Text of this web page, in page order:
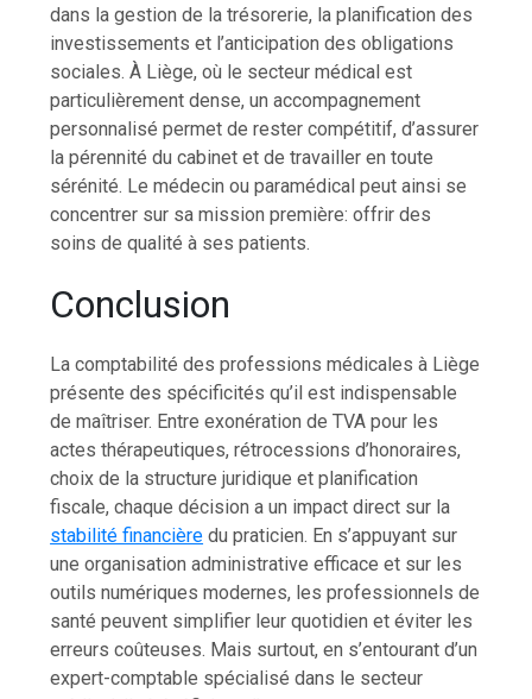
dans la gestion de la trésorerie, la planification des
investissements et l’anticipation des obligations
sociales. À Liège, où le secteur médical est
particulièrement dense, un accompagnement
personnalisé permet de rester compétitif, d’assurer
la pérennité du cabinet et de travailler en toute
sérénité. Le médecin ou paramédical peut ainsi se
concentrer sur sa mission première: offrir des
soins de qualité à ses patients.
Conclusion
La comptabilité des professions médicales à Liège
présente des spécificités qu’il est indispensable
de maîtriser. Entre exonération de TVA pour les
actes thérapeutiques, rétrocessions d’honoraires,
choix de la structure juridique et planification
fiscale, chaque décision a un impact direct sur la
stabilité financière du praticien. En s’appuyant sur
une organisation administrative efficace et sur les
outils numériques modernes, les professionnels de
santé peuvent simplifier leur quotidien et éviter les
erreurs coûteuses. Mais surtout, en s’entourant d’un
expert-comptable spécialisé dans le secteur